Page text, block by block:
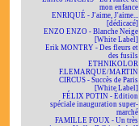
mon enfance
ENRIQUÉ - J'aime, J'aime...
[dédicacé]
ENZO ENZO - Blanche Neige
[White Label]
Erik MONTRY - Des fleurs et
des fusils
ETHNIKOLOR
F.LEMARQUE/MARTIN
CIRCUS - Succès de Paris
[White Label]
FÉLIX POTIN - Édition
spéciale inauguration super-
marché
FAMILLE FOUX - Un très